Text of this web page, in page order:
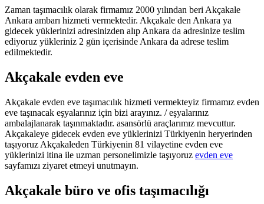
Zaman taşımacılık olarak firmamız 2000 yılından beri Akçakale
Ankara ambarı hizmeti vermektedir. Akçakale den Ankara ya
gidecek yüklerinizi adresinizden alıp Ankara da adresinize teslim
ediyoruz yükleriniz 2 gün içerisinde Ankara da adrese teslim
edilmektedir.
Akçakale evden eve
Akçakale evden eve taşımacılık hizmeti vermekteyiz firmamız evden
eve taşınacak eşyalarınız için bizi arayınız. / eşyalarınız
ambalajlanarak taşınmaktadır. asansörlü araçlarımız mevcuttur.
Akçakaleye gidecek evden eve yüklerinizi Türkiyenin heryerinden
taşıyoruz Akçakaleden Türkiyenin 81 vilayetine evden eve
yüklerinizi itina ile uzman personelimizle taşıyoruz evden eve
sayfamızı ziyaret etmeyi unutmayın.
Akçakale büro ve ofis taşımacılığı